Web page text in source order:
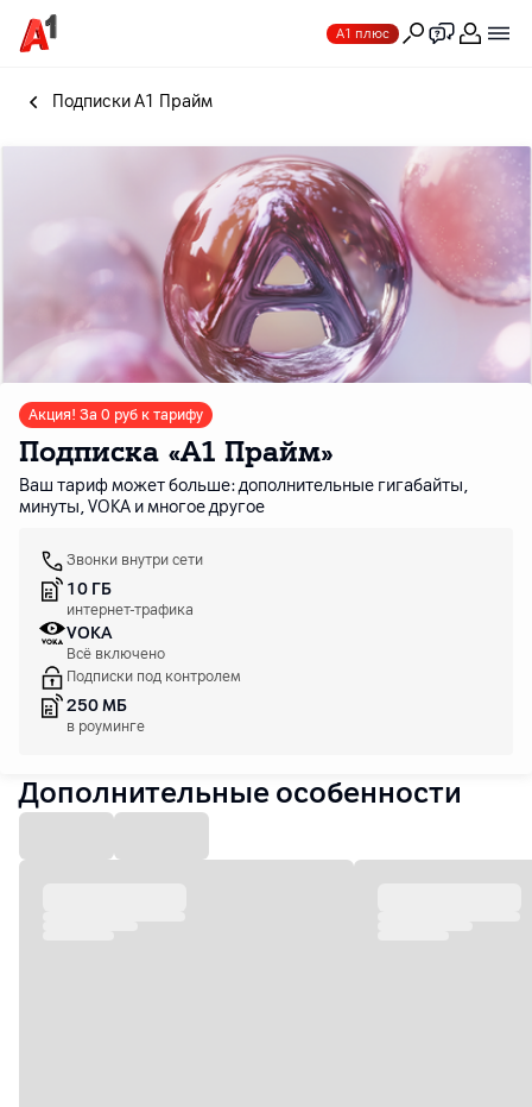
А1 плюс
Подписки A1 Прайм
Акция! За 0 руб к тарифу
Подписка «А1 Прайм»
Ваш тариф может больше: дополнительные гигабайты,
минуты, VOKA и многое другое
Звонки внутри сети
10 ГБ
интернет-трафика
VOKA
Всё включено
Подписки под контролем
250 МБ
в роуминге
Дополнительные особенности